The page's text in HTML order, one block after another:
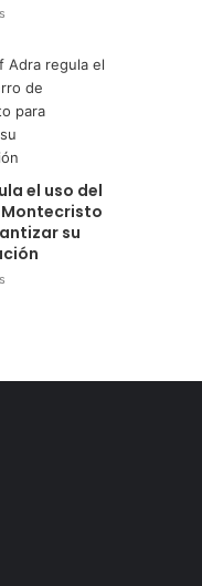
el uso del
Montecristo
su